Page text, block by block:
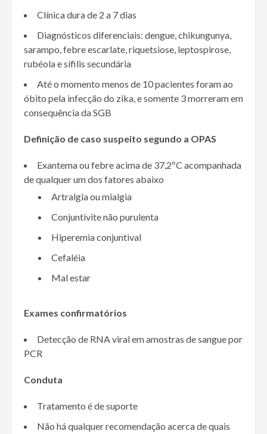
Clínica dura de 2 a 7 dias
Diagnósticos diferenciais: dengue, chikungunya,
sarampo, febre escarlate, riquetsiose, leptospirose,
rubéola e sífilis secundária
Até o momento menos de 10 pacientes foram ao
óbito pela infecção do zika, e somente 3 morreram em
consequência da SGB
Definição de caso suspeito segundo a OPAS
Exantema ou febre acima de 37,2ºC acompanhada
de qualquer um dos fatores abaixo
Artralgia ou mialgia
Conjuntivite não purulenta
Hiperemia conjuntival
Cefaléia
Mal estar
Exames confirmatórios
Detecção de RNA viral em amostras de sangue por
PCR
Conduta
Tratamento é de suporte
Não há qualquer recomendação acerca de quais